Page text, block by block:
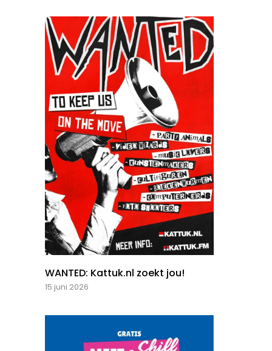
WANTED: Kattuk.nl zoekt jou!
15 juni 2026